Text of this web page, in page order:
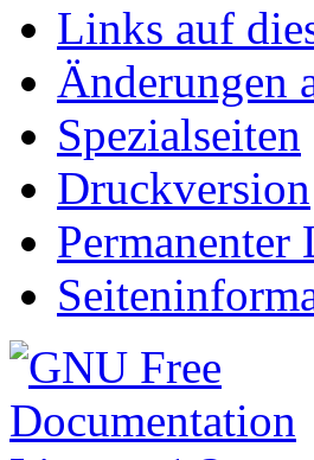
Links auf
Änderungen
Spezialseiten
Druckversion
Permanenter